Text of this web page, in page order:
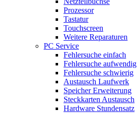
Prozessor
Tastatur
Touchscreen
Weitere Reparaturen
PC Service
Fehlersuche einfach
Fehlersuche aufwendig
Fehlersuche schwierig
Austausch Laufwerk
Speicher Erweiterung
Steckkarten Austausch
Hardware Stundensatz